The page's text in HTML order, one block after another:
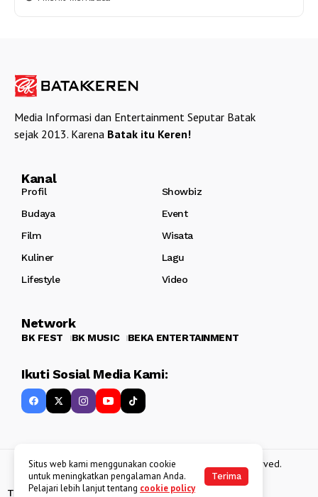
Media Informasi dan Entertainment Seputar Batak
sejak 2013. Karena Batak itu Keren!
Kanal
Profil
Showbiz
Budaya
Event
Film
Wisata
Kuliner
Lagu
Lifestyle
Video
Network
BK FEST BK MUSIC BEKA ENTERTAINMENT
Ikuti Sosial Media Kami:
Copyright 2013 - 2025BATAKKEREN . All rights reserved.
Tentang Kami Kebijakan Data Pribadi Disclaimer
Situs web kami menggunakan cookie
untuk meningkatkan pengalaman Anda.
Pelajari lebih lanjut tentang cookie policy
Terima